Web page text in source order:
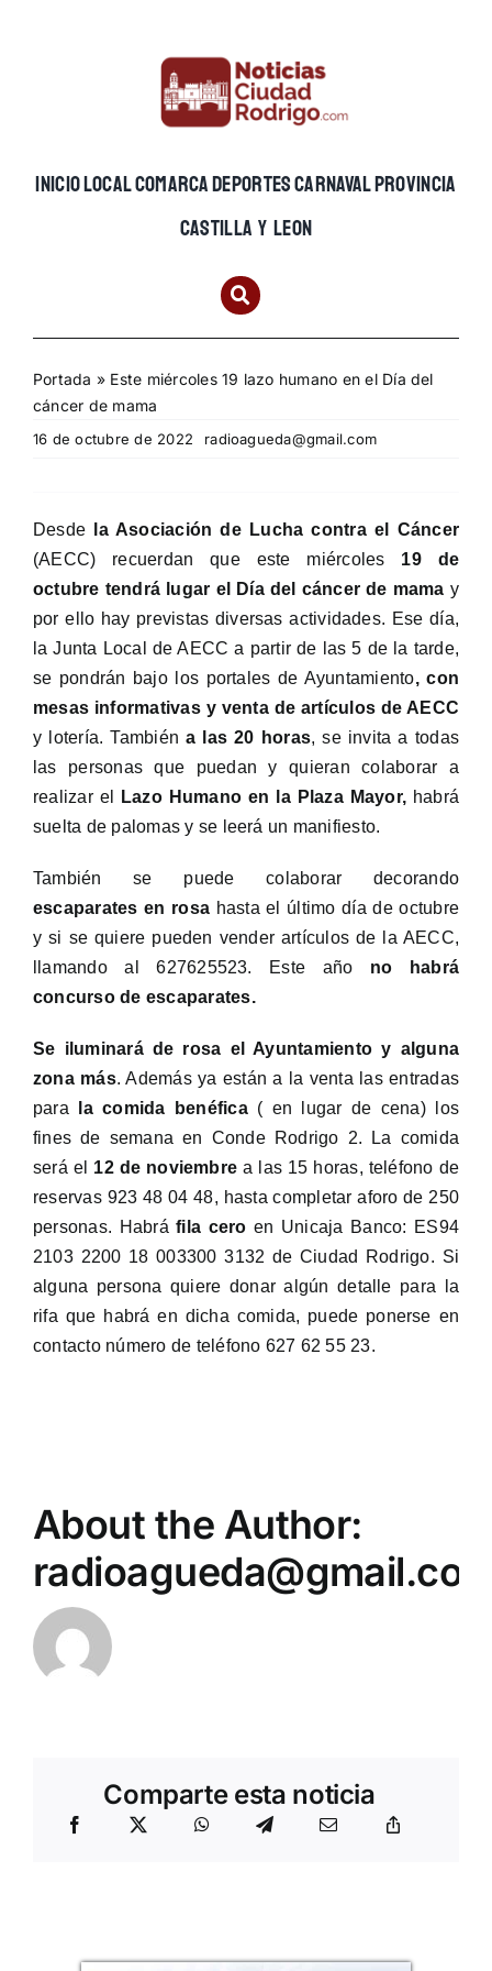
INICIOLOCALCOMARCADEPORTESCARNAVALPROVINCIA
CASTILLA Y LEON
Portada » Este miércoles 19 lazo humano en el Día del
cáncer de mama
16 de octubre de 2022 radioagueda@gmail.com
Desde la Asociación de Lucha contra el Cáncer
(AECC) recuerdan que este miércoles 19 de
octubre tendrá lugar el Día del cáncer de mama y
por ello hay previstas diversas actividades. Ese día,
la Junta Local de AECC a partir de las 5 de la tarde,
se pondrán bajo los portales de Ayuntamiento, con
mesas informativas y venta de artículos de AECC
y lotería. También a las 20 horas, se invita a todas
las personas que puedan y quieran colaborar a
realizar el
Lazo Humano en la Plaza Mayor, habrá
suelta de palomas y se leerá un manifiesto.
También se puede colaborar decorando
escaparates en rosa hasta el último día de octubre
y si se quiere pueden vender artículos de la AECC,
llamando al 627625523. Este año no habrá
concurso de escaparates.
Se iluminará de rosa el Ayuntamiento y alguna
zona más. Además ya están a la venta las entradas
para la comida benéfica( en lugar de cena) los
fines de semana en Conde Rodrigo 2. La comida
será el 12 de noviembre a las 15 horas, teléfono de
reservas 923 48 04 48, hasta completar aforo de 250
personas. Habráfila cero en Unicaja Banco: ES94
2103 2200 18 003300 3132 de Ciudad Rodrigo. Si
alguna persona quiere donar algún detalle para la
rifa que habrá en dicha comida, puede ponerse en
contacto número de teléfono 627 62 55 23.
About the Author:
Comparte esta noticia